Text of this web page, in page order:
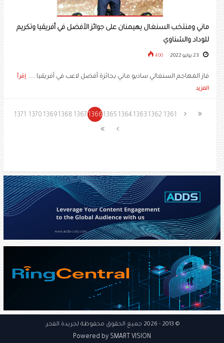
ماني ومنتخب السنغال يهيمنان على جوائز الأفضل في أفريقيا وتكريم
للوداد والشناوي
400
فاز المهاجم السنغالي ساديو ماني بجائزة أفضل لاعب في أفريقيا ..... إقرأ
المزيد
1361
1362
1363
1364
1365
1366
1367
1368
1369
1370
1371
© 2013 - 2026 جميع الحقوق محفوظة لجريدة الفجر.
Powered by SMART VISION